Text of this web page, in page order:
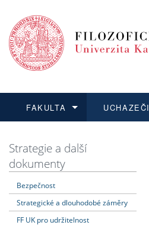
FAKULTA
Dozvědět se více
UCHAZEČI
Podat přihlášku
Dozvědět se více
Dozvědět se více
Dozvědět se více
Strategie a další
dokumenty
Bezpečnost
Strategické a dlouhodobé záměry
FF UK pro udržitelnost